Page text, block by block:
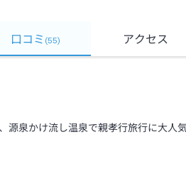
口コミ (55) アクセス
源泉かけ流し温泉で親孝行旅行に大人